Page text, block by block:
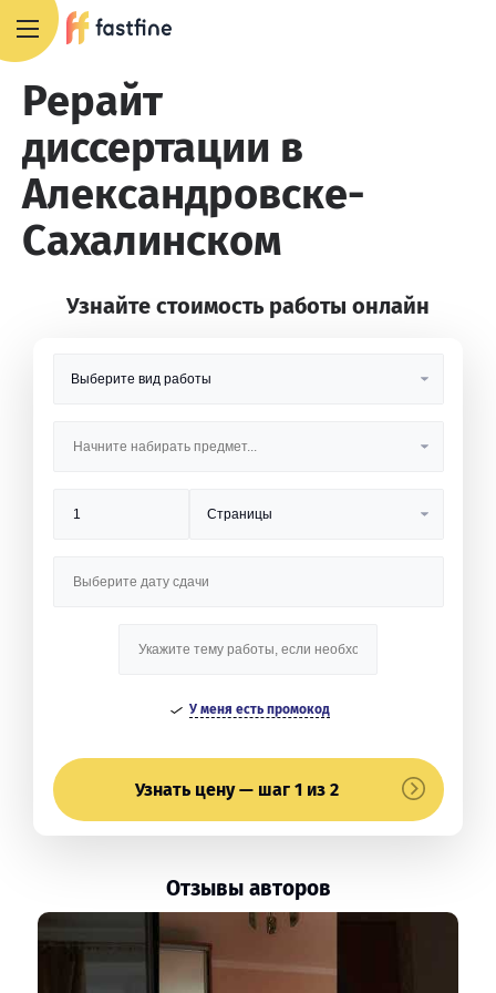
Рерайт
диссертации в
Александровске-
Сахалинском
Узнайте стоимость работы онлайн
У меня есть промокод
Узнать цену — шаг 1 из 2
Отзывы авторов